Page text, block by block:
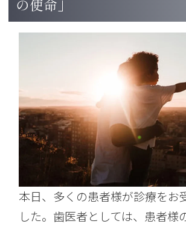
の使命」
本日、多くの患者様が診療をお
した。歯医者としては、患者様